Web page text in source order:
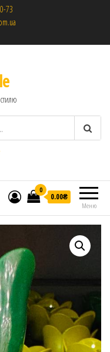
73
Меню
0
0.00₴